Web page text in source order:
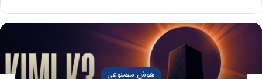
چاپگر 3 بعدی